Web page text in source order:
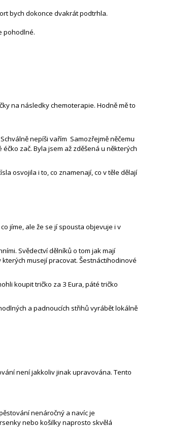
bych dokonce dvakrát podtrhla.
pohodlné.
na následky chemoterapie. Hodně mě to
nepíši vařím Samozřejmě něčemu
zač. Byla jsem až zděšená u některých
osvojila i to, co znamenají, co v těle dělají
jíme, ale že se jí spousta objevuje i v
Svědectví dělníků o tom jak mají
musejí pracovat. Šestnáctihodinové
koupit tričko za 3 Eura, páté tričko
a padnoucích střihů vyrábět lokálně
není jakkoliv jinak upravována. Tento
nenáročný a navíc je
nebo košilky naprosto skvělá